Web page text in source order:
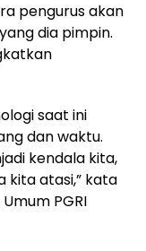
pengurus akan
dia pimpin.
saat ini
dan waktu.
kendala kita,
kita atasi,” kata
PGRI